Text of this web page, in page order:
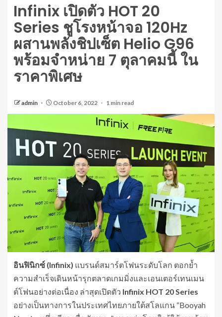
Infinix เปิดตัว HOT 20
Series ชูโรงหน้าจอ 120Hz
ผสานพลังชิปเซ็ต Helio G96
พร้อมจำหน่าย 7 ตุลาคมนี้ ใน
ราคาพิเศษ
admin October 6, 2022 1 min read
อินฟินิกซ์ (Infinix) แบรนด์สมาร์ตโฟนระดับโลก ตอกย้ำ
ความสำเร็จเดินหน้ารุกตลาดเกมมิ่งและเอนเตอร์เทนเมน
ต์โฟนอย่างต่อเนื่อง ล่าสุดเปิดตัว Infinix HOT 20 Series
อย่างเป็นทางการในประเทศไทยภายใต้สโลแกน “Booyah